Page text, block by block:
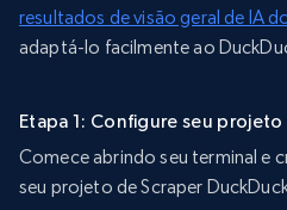
resultados de visão geral de IA
adaptá-lo facilmente ao
Etapa 1: Configure seu projeto
Comece abrindo seu terminal e
seu projeto de Scraper